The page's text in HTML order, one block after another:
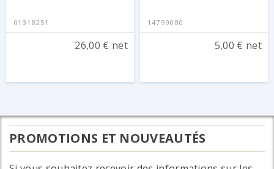
01318251
26,00 € net
14799080
5,00 € net
PROMOTIONS ET NOUVEAUTÉS